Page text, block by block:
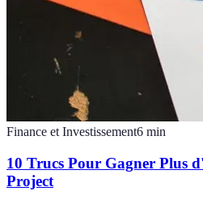
Finance et Investissement6 min
10 Trucs Pour Gagner Plus
Project